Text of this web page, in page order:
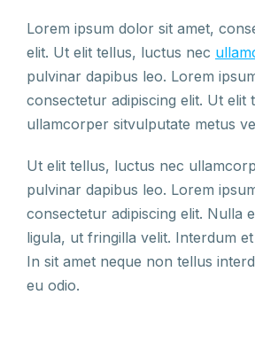
Lorem ipsum dolor sit amet,
elit. Ut elit tellus, luctus nec
pulvinar dapibus leo. Lorem
consectetur adipiscing elit. Ut elit
ullamcorper sitvulputate metus
Ut elit tellus, luctus nec
pulvinar dapibus leo. Lorem
consectetur adipiscing elit. Nulla
ligula, ut fringilla velit. Interdum
In sit amet neque non tellus
eu odio.